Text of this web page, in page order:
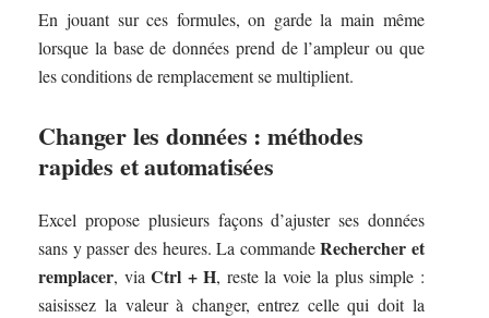
En jouant sur ces formules, on garde la main même
lorsque la base de données prend de l’ampleur ou que
les conditions de remplacement se multiplient.
Changer les données : méthodes
rapides et automatisées
Excel propose plusieurs façons d’ajuster ses données
sans y passer des heures. La commandeRechercher et
remplacer, viaCtrl + H, reste la voie la plus simple :
saisissez la valeur à changer, entrez celle qui doit la